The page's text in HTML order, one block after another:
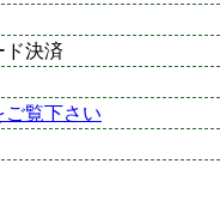
ド決済
ご覧下さい